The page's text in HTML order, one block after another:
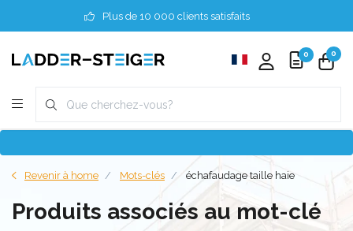
Plus de 10 000 clients satisfaits
0 0
Revenir à home Mots-clés échafaudage taille haie
Produits associés au mot-clé